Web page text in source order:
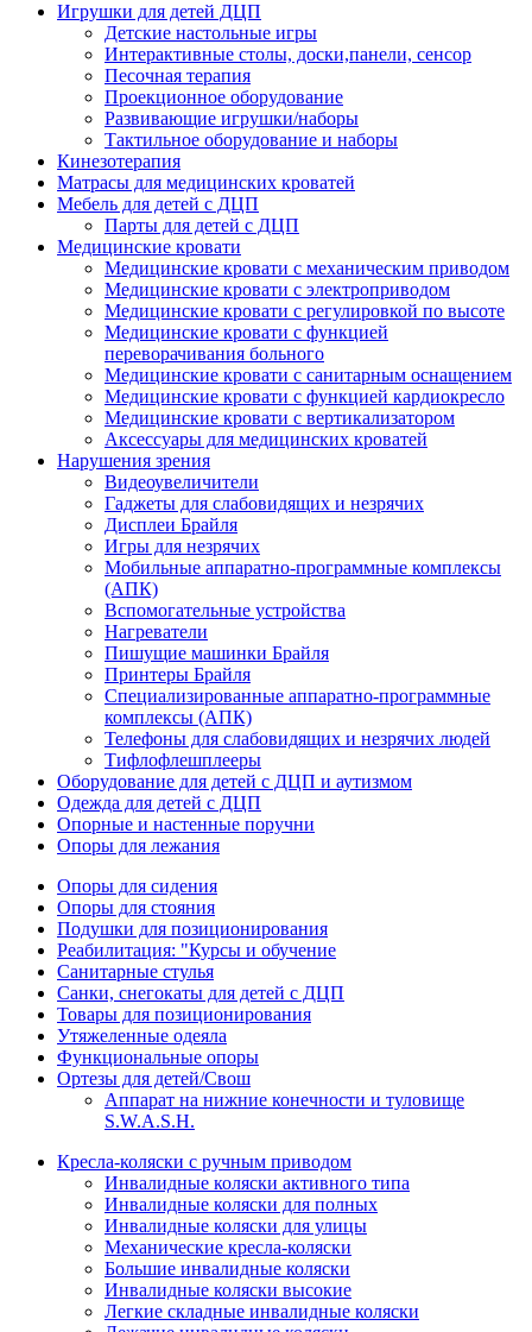
Игрушки для детей ДЦП
Детские настольные игры
Интерактивные столы, доски,панели, сенсор
Песочная терапия
Проекционное оборудование
Развивающие игрушки/наборы
Тактильное оборудование и наборы
Кинезотерапия
Матрасы для медицинских кроватей
Мебель для детей с ДЦП
Парты для детей с ДЦП
Медицинские кровати
Медицинские кровати с механическим приводом
Медицинские кровати с электроприводом
Медицинские кровати с регулировкой по высоте
Медицинские кровати с функцией
переворачивания больного
Медицинские кровати с санитарным оснащением
Медицинские кровати с функцией кардиокресло
Медицинские кровати с вертикализатором
Аксессуары для медицинских кроватей
Нарушения зрения
Видеоувеличители
Гаджеты для слабовидящих и незрячих
Дисплеи Брайля
Игры для незрячих
Мобильные аппаратно-программные комплексы
(АПК)
Вспомогательные устройства
Нагреватели
Пишущие машинки Брайля
Принтеры Брайля
Специализированные аппаратно-программные
комплексы (АПК)
Телефоны для слабовидящих и незрячих людей
Тифлофлешплееры
Оборудование для детей с ДЦП и аутизмом
Одежда для детей с ДЦП
Опорные и настенные поручни
Опоры для лежания
Опоры для сидения
Опоры для стояния
Подушки для позиционирования
Реабилитация: "Курсы и обучение
Санитарные стулья
Санки, снегокаты для детей с ДЦП
Товары для позиционирования
Утяжеленные одеяла
Функциональные опоры
Ортезы для детей/Свош
Аппарат на нижние конечности и туловище
S.W.A.S.H.
Кресла-коляски с ручным приводом
Инвалидные коляски активного типа
Инвалидные коляски для полных
Инвалидные коляски для улицы
Механические кресла-коляски
Большие инвалидные коляски
Инвалидные коляски высокие
Легкие складные инвалидные коляски